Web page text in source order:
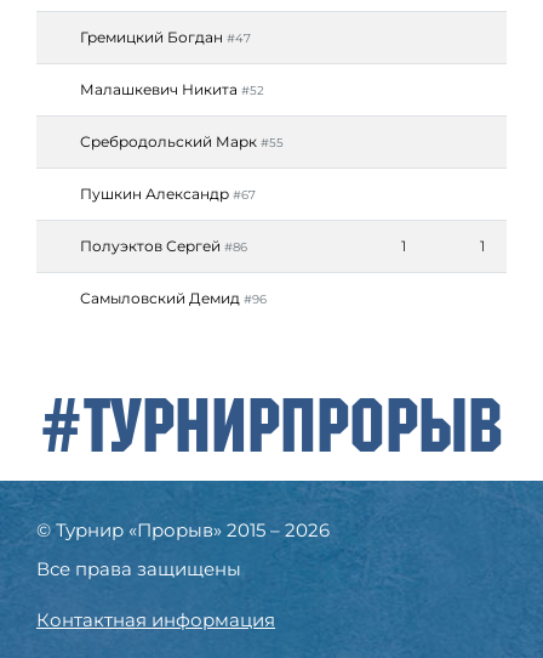
Гремицкий Богдан #47
Малашкевич Никита #52
Сребродольский Марк #55
Пушкин Александр #67
Полуэктов Сергей #86 1 1
Самыловский Демид #96
#ТурнирПрорыв
© Турнир «Прорыв» 2015 – 2026
Все права защищены
Контактная информация